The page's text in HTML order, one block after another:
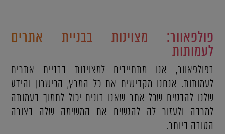
פולפאוור: מצוינות בבניית אתרים
לעמותות
בפולפאוור, אנו מתחייבים למצוינות בבניית אתרים
לעמותות. אנחנו מקדישים את כל המרץ, הכישרון והידע
שלנו להבטיח שכל אתר שאנו בונים יכול לתמוך בעמותה
למרבה ולעזור לה להגשים את המשימה שלה בצורה
הטובה ביותר.